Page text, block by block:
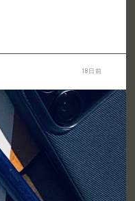
18日前